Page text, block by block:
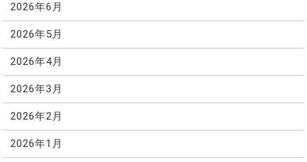
2026年6月
2026年5月
2026年4月
2026年3月
2026年2月
2026年1月